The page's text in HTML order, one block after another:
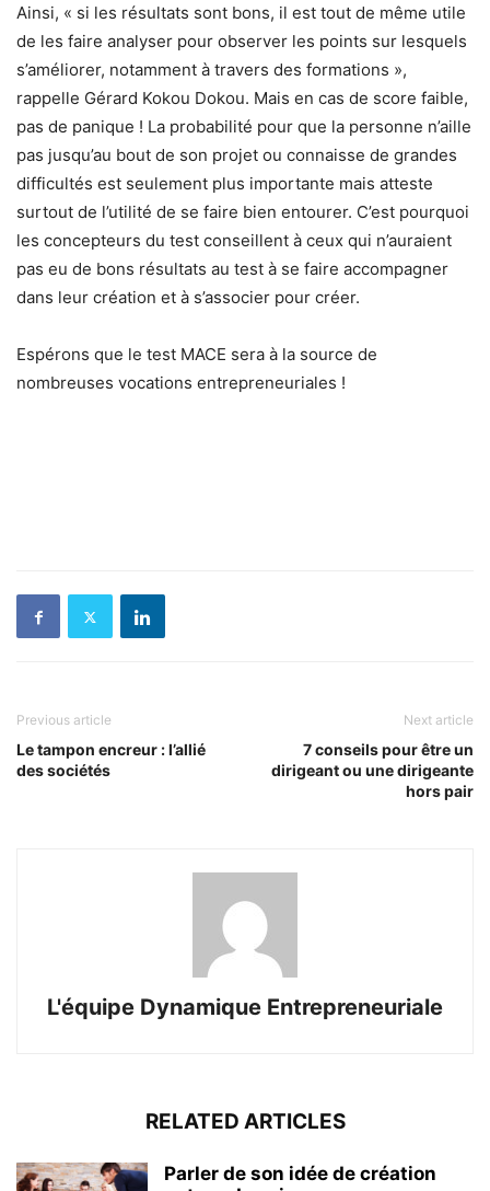
Ainsi, « si les résultats sont bons, il est tout de même utile
de les faire analyser pour observer les points sur lesquels
s’améliorer, notamment à travers des formations »,
rappelle Gérard Kokou Dokou. Mais en cas de score faible,
pas de panique ! La probabilité pour que la personne n’aille
pas jusqu’au bout de son projet ou connaisse de grandes
difficultés est seulement plus importante mais atteste
surtout de l’utilité de se faire bien entourer. C’est pourquoi
les concepteurs du test conseillent à ceux qui n’auraient
pas eu de bons résultats au test à se faire accompagner
dans leur création et à s’associer pour créer.
Espérons que le test MACE sera à la source de
nombreuses vocations entrepreneuriales !
Previous article
Le tampon encreur : l’allié
des sociétés
Next article
7 conseils pour être un
dirigeant ou une dirigeante
hors pair
L'équipe Dynamique Entrepreneuriale
RELATED ARTICLES
Parler de son idée de création